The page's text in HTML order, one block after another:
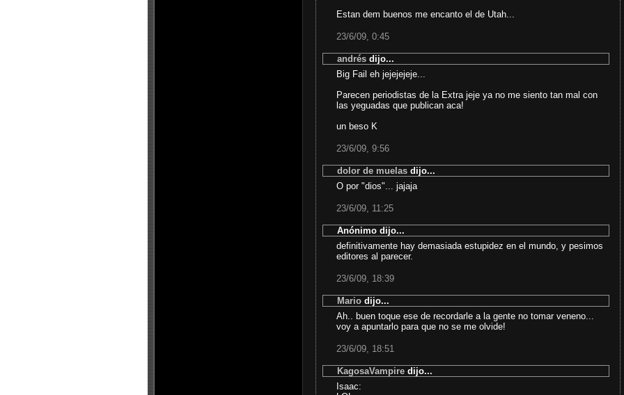
Estan dem buenos me encanto el de Utah...
23/6/09, 0:45
andrés dijo...
Big Fail eh jejejejeje...
Parecen periodistas de la Extra jeje ya no me siento tan mal con
las yeguadas que publican aca!
un beso K
23/6/09, 9:56
dolor de muelas dijo...
O por "dios"... jajaja
23/6/09, 11:25
Anónimo dijo...
definitivamente hay demasiada estupidez en el mundo, y pesimos
editores al parecer.
23/6/09, 18:39
Mario dijo...
Ah.. buen toque ese de recordarle a la gente no tomar veneno...
voy a apuntarlo para que no se me olvide!
23/6/09, 18:51
KagosaVampire dijo...
Isaac: